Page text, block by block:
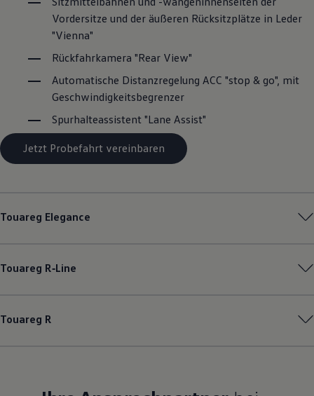
Vorgängermodelle
Kundeninformationen
Volkswagen Kundenbetreuung
Warn- und Kontrollleuchten
Assistenzsysteme
Live Beratung
Magazin
Lifestyle
Transport
Familie
Elektromobilität
Vordersitze und der äußeren Rücksitzplätze in Leder
"Vienna"
Rückfahrkamera "Rear View"
Automatische Distanzregelung ACC "stop & go", mit
Geschwindigkeitsbegrenzer
Spurhalteassistent "Lane Assist"
Jetzt Probefahrt vereinbaren
Touareg Elegance
Touareg R‑Line
Touareg R